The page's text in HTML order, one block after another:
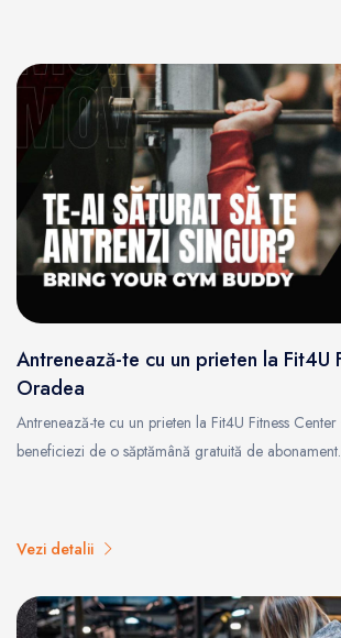
Antrenează-te cu un prieten la Fit4U
Oradea
Antrenează-te cu un prieten la Fit4U Fitness
beneficiezi de o săptămână gratuită de abonament.
Vezi detalii